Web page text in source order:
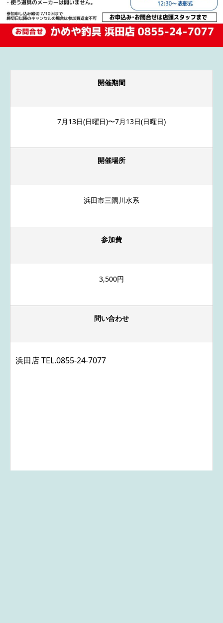
開催期間
7月13日(日曜日)〜7月13日(日曜日)
開催場所
浜田市三隅川水系
参加費
3,500円
問い合わせ
浜田店 TEL.0855-24-7077